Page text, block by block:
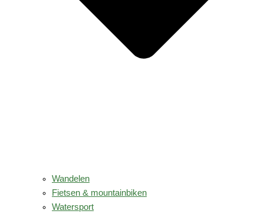
Wandelen
Fietsen & mountainbiken
Watersport